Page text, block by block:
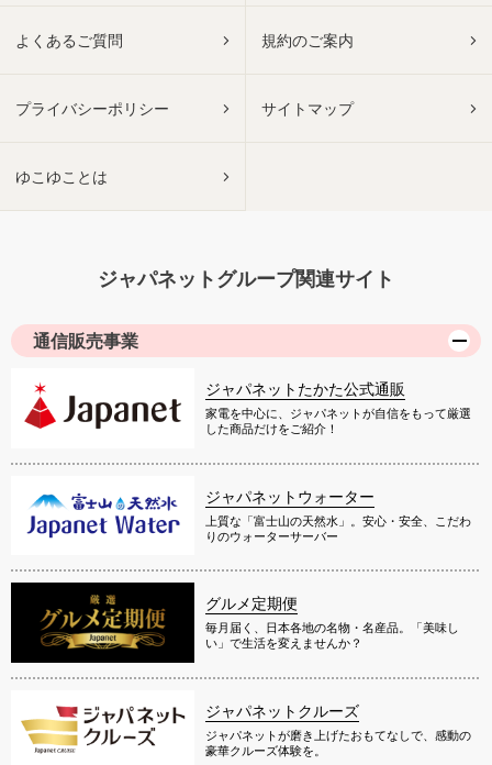
よくあるご質問 規約のご案内
プライバシーポリシー サイトマップ
ゆこゆことは
ジャパネットグループ関連サイト
通信販売事業
ジャパネットたかた公式通販
家電を中心に、ジャパネットが自信をもって厳選
した商品だけをご紹介！
ジャパネットウォーター
上質な「富士山の天然水」。安心・安全、こだわ
りのウォーターサーバー
グルメ定期便
毎月届く、日本各地の名物・名産品。「美味し
い」で生活を変えませんか？
ジャパネットクルーズ
ジャパネットが磨き上げたおもてなしで、感動の
豪華クルーズ体験を。